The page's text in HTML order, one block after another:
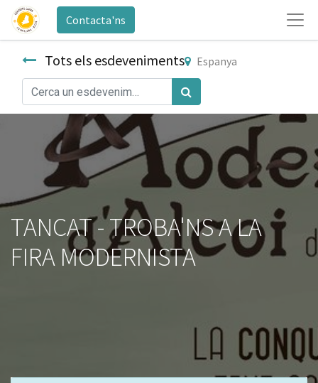
Contacta'ns
Tots els esdeveniments Espanya
TANCAT - TROBA'NS A LA
FIRA MODERNISTA